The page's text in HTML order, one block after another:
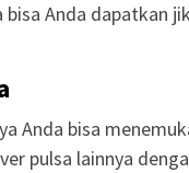
Anda dapatkan
Anda bisa
pulsa lainnya